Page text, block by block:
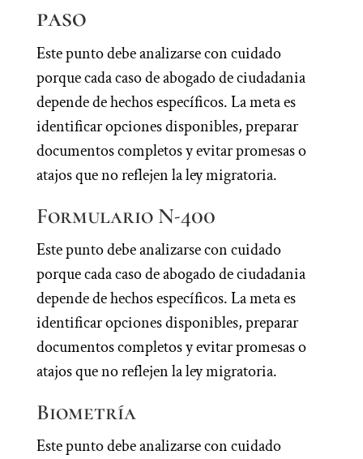
paso
Este punto debe analizarse con cuidado
porque cada caso de abogado de ciudadania
depende de hechos específicos. La meta es
identificar opciones disponibles, preparar
documentos completos y evitar promesas o
atajos que no reflejen la ley migratoria.
Formulario N-400
Este punto debe analizarse con cuidado
porque cada caso de abogado de ciudadania
depende de hechos específicos. La meta es
identificar opciones disponibles, preparar
documentos completos y evitar promesas o
atajos que no reflejen la ley migratoria.
Biometría
Este punto debe analizarse con cuidado